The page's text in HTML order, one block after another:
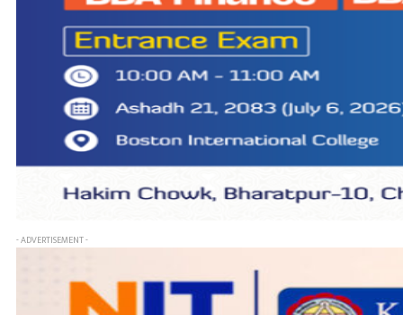
- ADVERTISEMENT -